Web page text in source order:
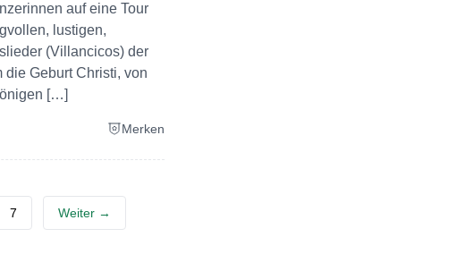
auf eine Tour
lustigen,
(Villancicos) der
Geburt Christi, von
[…]
Merken
7 Weiter →